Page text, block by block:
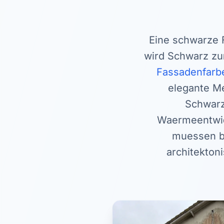
Eine schwarze
wird Schwarz
elegante
muessen